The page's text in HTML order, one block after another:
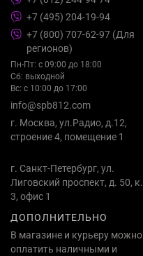
+7 (495) 204-19-94
+7 (800) 707-62-97 (Для
регионов)
Пн-Пт: с 09:00 до 18:00
Сб: выходной
Вс: с 10:00 до 17:00
info@spb812.com
г. Москва, ул.Радио, д.12,
строение 4, помещение 1
г. Санкт-Петербург, ул.
Лиговский проспект, д. 50, к.
3, офис 1
ДОПОЛНИТЕЛЬНО
В магазине и курьеру можно
оплатить наличными и